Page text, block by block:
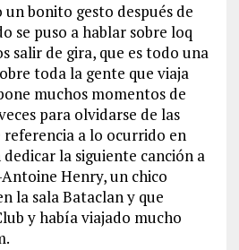
bonito gesto después de
se puso a hablar sobre loq
salir de gira, que es todo una
toda la gente que viaja
muchos momentos de
para olvidarse de las
referencia a lo ocurrido en
la siguiente canción a
Henry, un chico
la sala Bataclan y que
y había viajado mucho